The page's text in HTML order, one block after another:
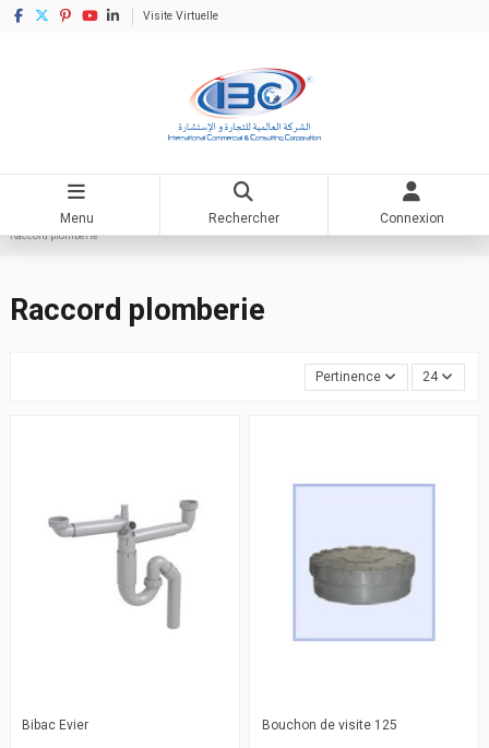
Visite Virtuelle
Menu Rechercher Connexion
Matériaux de construction Articles quincaillerie
Accessoire sanitaire
Raccord plomberie
Raccord plomberie
Pertinence 24
Bibac Evier Bouchon de visite 125